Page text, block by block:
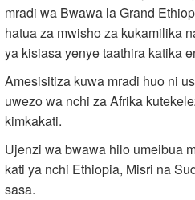
mradi wa Bwawa la Grand
hatua za mwisho za kukamilika
ya kisiasa yenye taathira katika
Amesisitiza kuwa mradi huo ni
uwezo wa nchi za Afrika
kimkakati.
Ujenzi wa bwawa hilo umeibua
kati ya nchi Ethiopia, Misri na
sasa.